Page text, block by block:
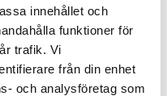
innehållet och
funktioner för
trafik. Vi
från din enhet
och analysföretag som
fel: ”Kommer